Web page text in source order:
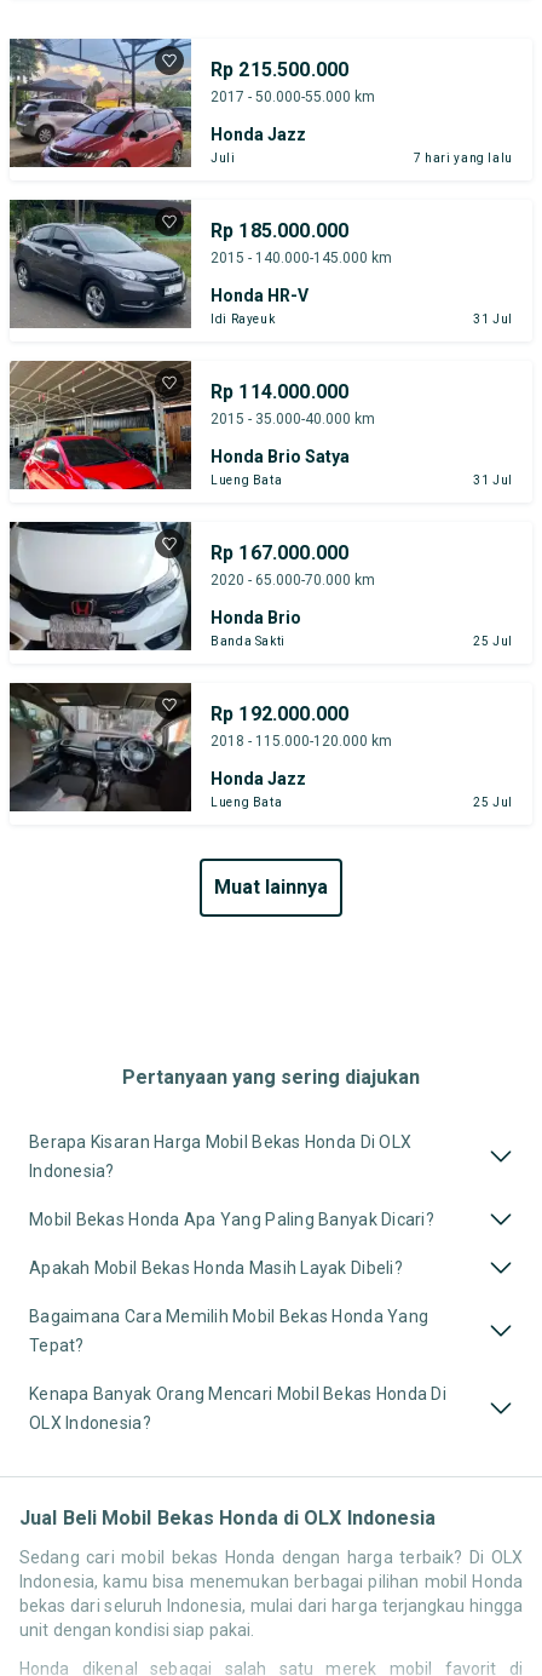
Rp 215.500.000
2017 - 50.000-55.000 km
Honda Jazz
Juli 7 hari yang lalu
Rp 185.000.000
2015 - 140.000-145.000 km
Honda HR-V
Idi Rayeuk 31 Jul
Rp 114.000.000
2015 - 35.000-40.000 km
Honda Brio Satya
Lueng Bata 31 Jul
Rp 167.000.000
2020 - 65.000-70.000 km
Honda Brio
Banda Sakti 25 Jul
Rp 192.000.000
2018 - 115.000-120.000 km
Honda Jazz
Lueng Bata 25 Jul
muat lainnya
Pertanyaan yang sering diajukan
Berapa Kisaran Harga Mobil Bekas Honda Di OLX
Indonesia?
Mobil Bekas Honda Apa Yang Paling Banyak Dicari?
Apakah Mobil Bekas Honda Masih Layak Dibeli?
Bagaimana Cara Memilih Mobil Bekas Honda Yang
Tepat?
Kenapa Banyak Orang Mencari Mobil Bekas Honda Di
OLX Indonesia?
Jual Beli Mobil Bekas Honda di OLX Indonesia
Sedang cari mobil bekas Honda dengan harga terbaik? Di OLX
Indonesia, kamu bisa menemukan berbagai pilihan mobil Honda
bekas dari seluruh Indonesia, mulai dari harga terjangkau hingga
unit dengan kondisi siap pakai.
Honda dikenal sebagai salah satu merek mobil favorit di